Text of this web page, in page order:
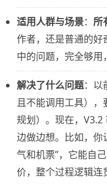
适用人群与场景： 所
作者，还是普通的好
中的问题，完全够用
解决了什么问题：以
且不能调用工具），
规划）。现在，V3.2
边做边想。比如，你
气和机票”，它能自
价，整个过程逻辑连